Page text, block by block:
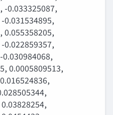
-0.033325087,
0.031534895,
0.055358205,
0.022859357,
0.0005809513,